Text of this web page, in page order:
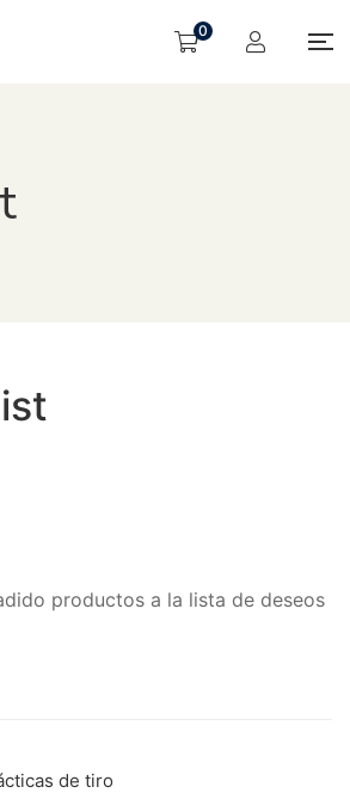
0
productos a la lista de deseos
de tiro